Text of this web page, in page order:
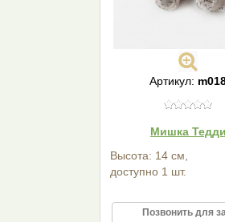
Артикул:
Мишка
Высота: 14 см,
доступно 1 шт.
Позвонить для